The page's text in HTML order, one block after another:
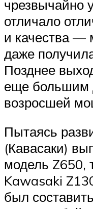
отличало
и качества —
даже
Позднее
еще большим
возросшей
Пытаясь
(Кавасаки)
модель Z650,
Kawasaki
был